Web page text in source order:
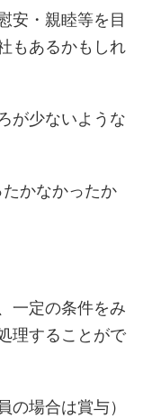
安・親睦等を目
もあるかもしれ
が少ないような
かなかったか
一定の条件をみ
理することがで
の場合は賞与）